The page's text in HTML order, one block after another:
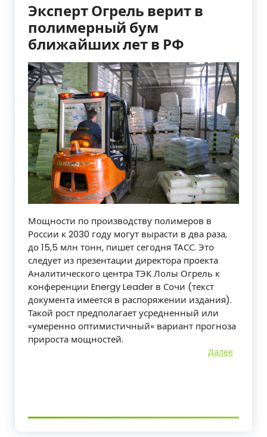
Эксперт Огрель верит в
полимерный бум
ближайших лет в РФ
Мощности по производству полимеров в
России к 2030 году могут вырасти в два раза,
до 15,5 млн тонн, пишет сегодня ТАСС. Это
следует из презентации директора проекта
Аналитического центра ТЭК Лолы Огрель к
конференции Energy Leader в Сочи (текст
документа имеется в распоряжении издания).
Такой рост предполагает усредненный или
«умеренно оптимистичный» вариант прогноза
прироста мощностей.
Далее